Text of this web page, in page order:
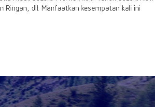
Ringan, dll. Manfaatkan kesempatan kali ini